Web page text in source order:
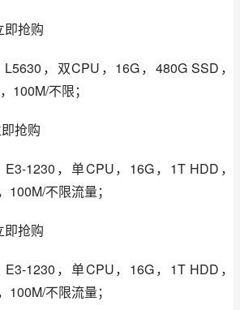
即抢购
L5630，双CPU，16G，480G SSD，
100M/不限；
抢购
E3-1230，单CPU，16G，1T HDD，
不限流量；
即抢购
E3-1230，单CPU，16G，1T HDD，
不限流量；